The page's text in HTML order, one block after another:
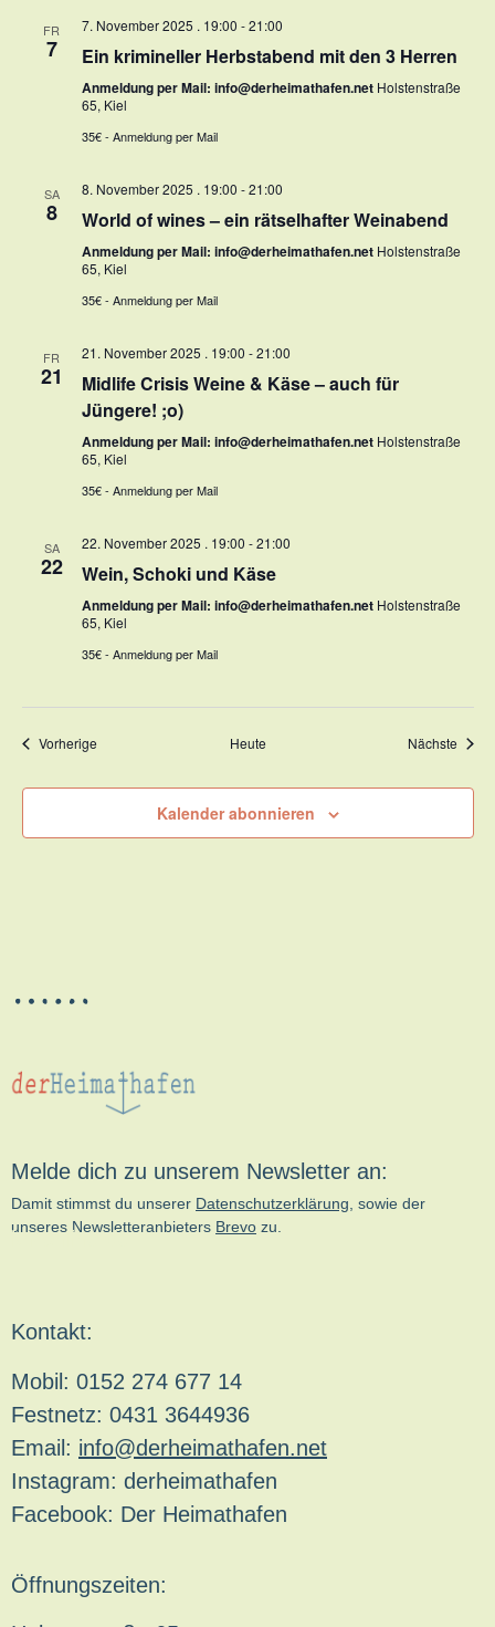
FR
7
7. November 2025 . 19:00 -21:00
Ein krimineller Herbstabend mit den 3 Herren
Anmeldung per Mail: info@derheimathafen.net Holstenstraße
65, Kiel
35€ - Anmeldung per Mail
SA
8
8. November 2025 . 19:00 -21:00
World of wines – ein rätselhafter Weinabend
Anmeldung per Mail: info@derheimathafen.net Holstenstraße
65, Kiel
35€ - Anmeldung per Mail
FR
21
21. November 2025 . 19:00 -21:00
Midlife Crisis Weine & Käse – auch für
Jüngere! ;o)
Anmeldung per Mail: info@derheimathafen.net Holstenstraße
65, Kiel
35€ - Anmeldung per Mail
SA
22
22. November 2025 . 19:00 -21:00
Wein, Schoki und Käse
Anmeldung per Mail: info@derheimathafen.net Holstenstraße
65, Kiel
35€ - Anmeldung per Mail
VorherigeVeranstaltungen Heute Nächste
Kalender abonnieren
Melde dich zu unserem Newsletter an:
Damit stimmst du unserer Datenschutzerklärung, sowie der
unseres Newsletteranbieters Brevo zu.
kn-online.de
Kontakt:
Mobil: 0152 274 677 14
Festnetz: 0431 3644936
Email: info@derheimathafen.net
Instagram: derheimathafen
Facebook: Der Heimathafen
Öffnungszeiten: